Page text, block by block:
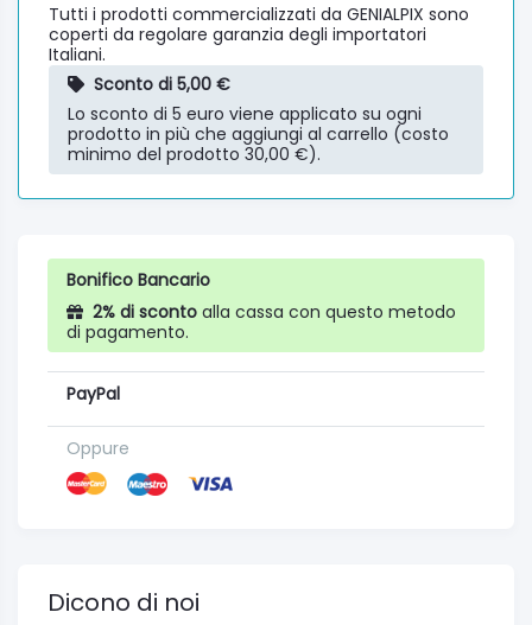
Tutti i prodotti commercializzati da GENIALPIX sono
coperti da regolare garanzia degli importatori
Italiani.
Sconto di 5,00 €
Lo sconto di 5 euro viene applicato su ogni
prodotto in più che aggiungi al carrello (costo
minimo del prodotto 30,00 €).
Bonifico Bancario
2% di sconto alla cassa con questo metodo
di pagamento.
PayPal
Oppure
Dicono di noi